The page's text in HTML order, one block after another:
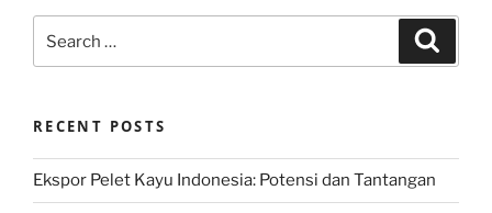
for:
RECENT POSTS
Ekspor Pelet Kayu Indonesia: Potensi dan Tantangan